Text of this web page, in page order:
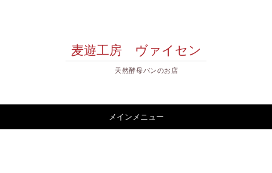
麦遊工房 ヴァイセン
天然酵母パンのお店
メインメニュー